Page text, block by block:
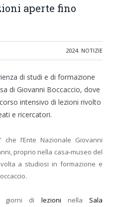
aperte fino
2024, NOTIZIE
di studi e di formazione
di Giovanni Boccaccio, dove
intensivo di lezioni rivolto
e ricercatori.
l’Ente Nazionale Giovanni
proprio nella casa-museo del
a studiosi in formazione e
giorni di lezioni nella
Sala